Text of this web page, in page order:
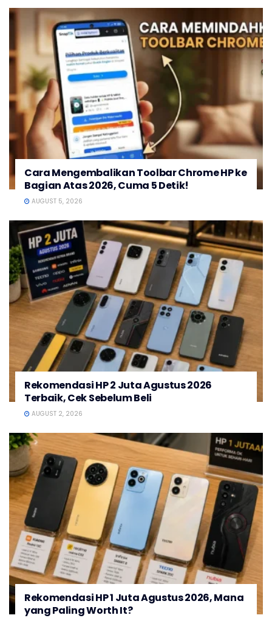
Cara Mengembalikan Toolbar Chrome HP ke
Bagian Atas 2026, Cuma 5 Detik!
AUGUST 5, 2026
Rekomendasi HP 2 Juta Agustus 2026
Terbaik, Cek Sebelum Beli
AUGUST 2, 2026
Rekomendasi HP 1 Juta Agustus 2026, Mana
yang Paling Worth It?